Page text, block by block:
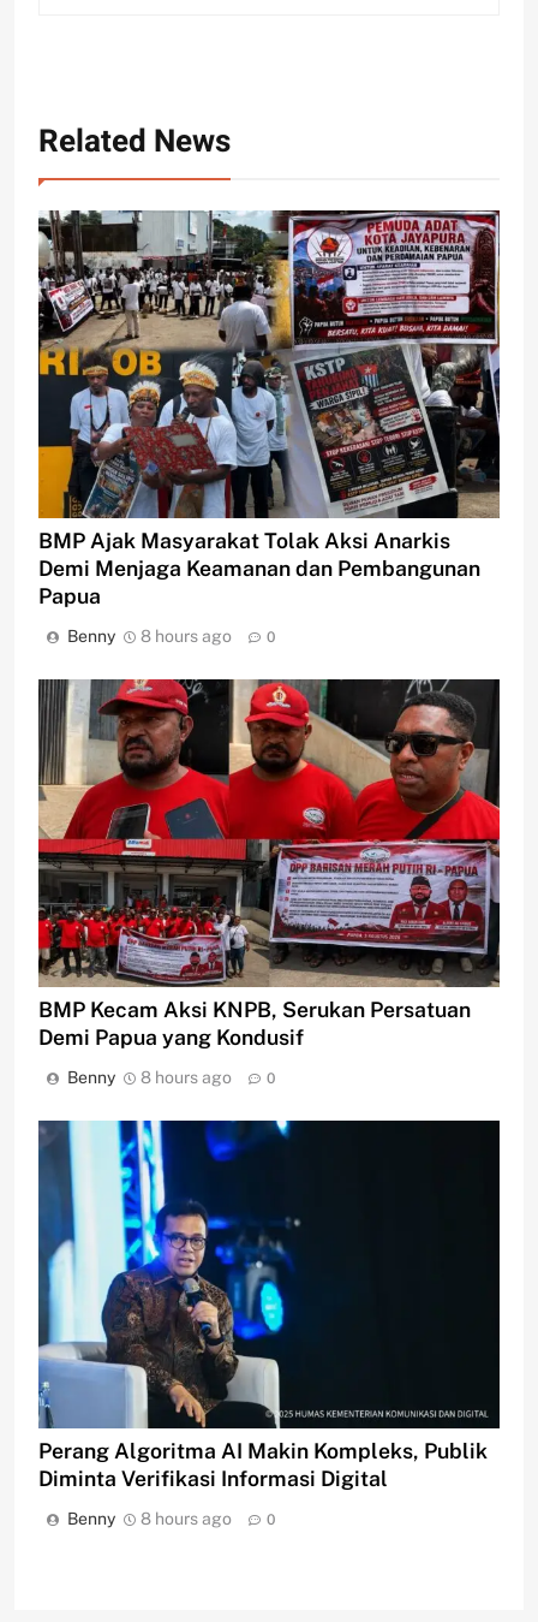
Related News
BMP Ajak Masyarakat Tolak Aksi Anarkis
Demi Menjaga Keamanan dan Pembangunan
Papua
Benny 8 hours ago 0
BMP Kecam Aksi KNPB, Serukan Persatuan
Demi Papua yang Kondusif
Benny 8 hours ago 0
Perang Algoritma AI Makin Kompleks, Publik
Diminta Verifikasi Informasi Digital
Benny 8 hours ago 0